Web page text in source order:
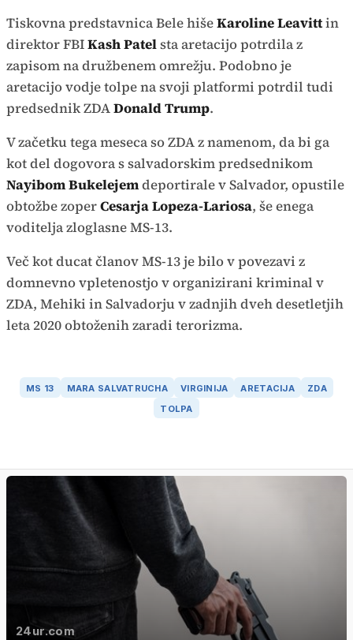
Tiskovna predstavnica Bele hišeKaroline Leavittin
direktor FBIKash Patelsta aretacijo potrdila z
zapisom na družbenem omrežju. Podobno je
aretacijo vodje tolpe na svoji platformi potrdil tudi
predsednik ZDADonald Trump.
V začetku tega meseca so ZDA z namenom, da bi ga
kot del dogovora s salvadorskim predsednikom
Nayibom Bukelejemdeportirale v Salvador, opustile
obtožbe zoperCesarja Lopeza-Lariosa, še enega
voditelja zloglasne MS-13.
Več kot ducat članov MS-13 je bilo v povezavi z
domnevno vpletenostjo v organizirani kriminal v
ZDA, Mehiki in Salvadorju v zadnjih dveh desetletjih
leta 2020 obtoženih zaradi terorizma.
MS 13 MARA SALVATRUCHA VIRGINIJA ARETACIJA
ZDA
TOLPA
24ur.com